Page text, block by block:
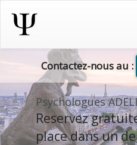
Contactez-nous au :
Psychologues
Reservez
place dans un